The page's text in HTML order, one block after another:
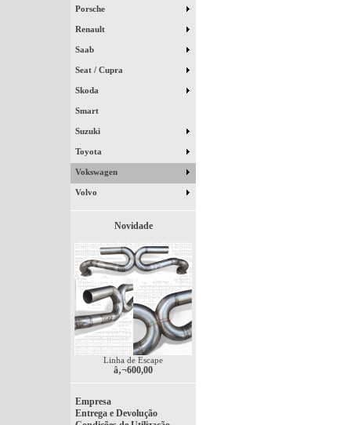
Porsche
Renault
Saab
Seat / Cupra
Skoda
Smart
Suzuki
Toyota
Vokswagen
Volvo
Novidade
Linha de Escape
â‚¬600,00
Empresa
Entrega e Devolução